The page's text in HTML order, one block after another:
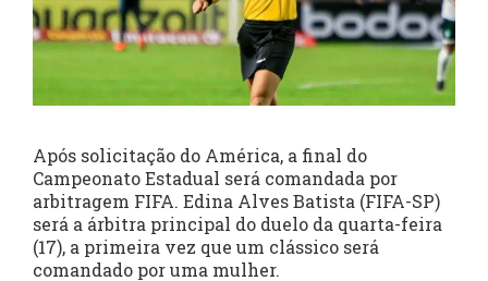
Após solicitação do América, a final do
Campeonato Estadual será comandada por
arbitragem FIFA. Edina Alves Batista (FIFA-SP)
será a árbitra principal do duelo da quarta-feira
(17), a primeira vez que um clássico será
comandado por uma mulher.